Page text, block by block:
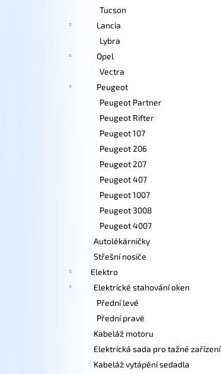
Tucson
Lancia
Lybra
Opel
Vectra
Peugeot
Peugeot Partner
Peugeot Rifter
Peugeot 107
Peugeot 206
Peugeot 207
Peugeot 407
Peugeot 1007
Peugeot 3008
Peugeot 4007
Autolékárničky
Střešní nosiče
Elektro
Elektrické stahování oken
Přední levé
Přední pravé
Kabeláž motoru
Elektrická sada pro tažné zařízení
Kabeláž vytápění sedadla